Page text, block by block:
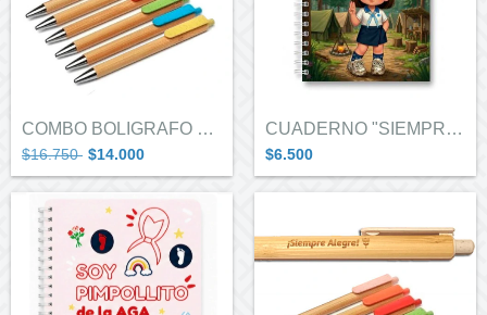
COMBO BOLIGRAFO PIMPOLLITOS X 5
$16.750 $14.000
CUADERNO "SIEMPRE LISTA"
$6.500